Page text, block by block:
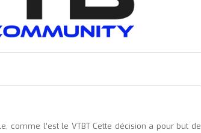
comme l’est le VTBT Cette décision a pour but de